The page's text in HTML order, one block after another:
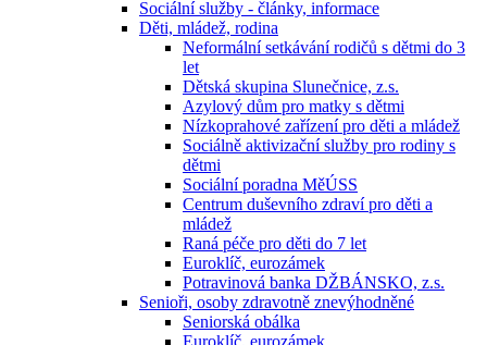
Sociální služby - články, informace
Děti, mládež, rodina
Neformální setkávání rodičů s dětmi do 3
let
Dětská skupina Slunečnice, z.s.
Azylový dům pro matky s dětmi
Nízkoprahové zařízení pro děti a mládež
Sociálně aktivizační služby pro rodiny s
dětmi
Sociální poradna MěÚSS
Centrum duševního zdraví pro děti a
mládež
Raná péče pro děti do 7 let
Euroklíč, eurozámek
Potravinová banka DŽBÁNSKO, z.s.
Senioři, osoby zdravotně znevýhodněné
Seniorská obálka
Euroklíč, eurozámek